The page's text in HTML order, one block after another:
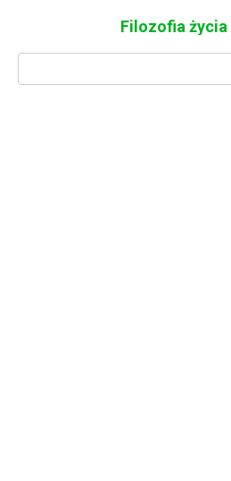
Filozofia życia
Search: